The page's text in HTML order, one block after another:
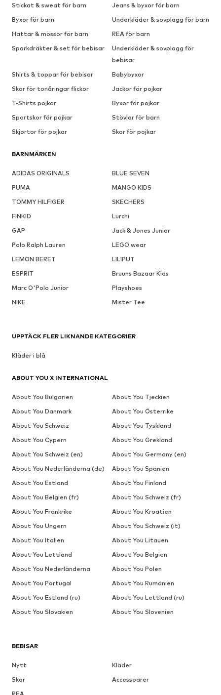
Stickat & sweat för barn
Jeans & byxor för barn
Byxor för barn
Underkläder & sovplagg för barn
Hattar & mössor för barn
REA för barn
Sparkdräkter & set för bebisar
Underkläder & sovplagg för
bebisar
Shirts & toppar för bebisar
Babybyxor
Skor för tonåringar flickor
Jackor för pojkar
T-Shirts pojkar
Byxor för pojkar
Sportskor för pojkar
Stövlar för barn
Skjortor för pojkar
Skor för pojkar
BARNMÄRKEN
ADIDAS ORIGINALS
BLUE SEVEN
PUMA
MANGO KIDS
TOMMY HILFIGER
SKECHERS
FINKID
Lurchi
GAP
Jack & Jones Junior
Polo Ralph Lauren
LEGO wear
LEMON BERET
LILIPUT
ESPRIT
Bruuns Bazaar Kids
Marc O'Polo Junior
Playshoes
NIKE
Mister Tee
BEBISAR
Nytt
Kläder
Skor
Accessoarer
UPPTÄCK FLER LIKNANDE KATEGORIER
Kläder i blå
ABOUT YOU X INTERNATIONAL
About You Bulgarien
About You Tjeckien
About You Danmark
About You Österrike
About You Schweiz
About You Tyskland
About You Cypern
About You Grekland
About You Schweiz (en)
About You Germany (en)
About You Nederländerna (de)
About You Spanien
About You Estland
About You Finland
About You Belgien (fr)
About You Schweiz (fr)
About You Frankrike
About You Kroatien
About You Ungern
About You Schweiz (it)
About You Italien
About You Litauen
About You Lettland
About You Belgien
About You Nederländerna
About You Polen
About You Portugal
About You Rumänien
About You Estland (ru)
About You Lettland (ru)
About You Slovakien
About You Slovenien